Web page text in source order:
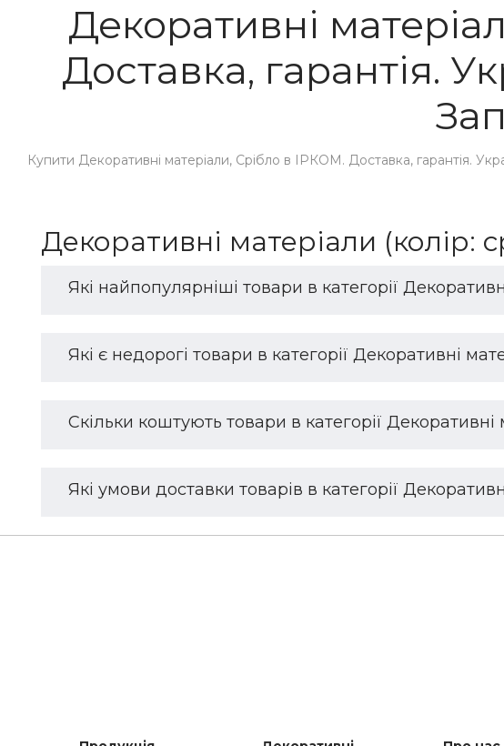
Декоративні
Доставка, гарантія.
Купити Декоративні матеріали, Срібло в ІРКОМ. Доставка, гарантія.
Декоративні матеріали (колір:
Які найпопулярніші товари в категорії
Які є недорогі товари в категорії Декоративні
Скільки коштують товари в категорії Декоративні
Які умови доставки товарів в категорії